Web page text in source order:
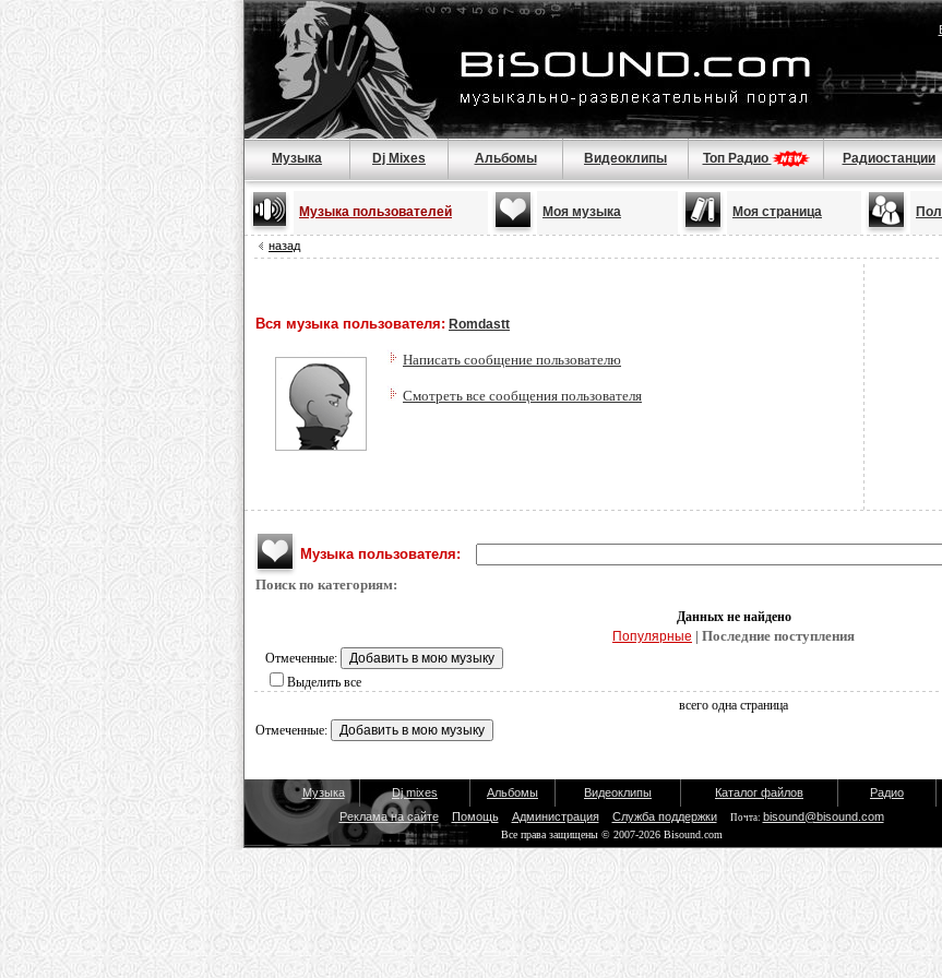
Музыка Dj Mixes Альбомы Видеоклипы Топ Радио Радиостанции
Музыка пользователей Моя музыка Моя страница
назад
Вся музыка пользователя: Romdastt
Написать сообщение пользователю
Смотреть все сообщения пользователя
Музыка пользователя:
Поиск по категориям:
Данных не найдено
Популярные | Последние поступления
Отмеченные:
Выделить все
всего одна страница
Отмеченные:
Музыка Dj mixes Альбомы Видеоклипы Каталог файлов Радио
Реклама на сайте
Помощь Администрация Служба поддержки Почта: bisound@bisound.com
Все права защищены © 2007-2026 Bisound.com